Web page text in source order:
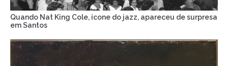
Quando Nat King Cole, ícone do jazz, apareceu de surpresa
em Santos